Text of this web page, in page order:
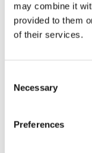
may combine it
provided to them
of their services.
Selection
Necessary
Preferences